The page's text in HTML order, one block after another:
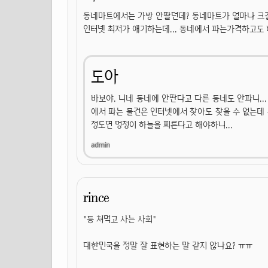
동네마트에서는 가방 안팔던데? 동네마트가 얼마나
인터넷 최저가 애기하는데... 동네에서 파는가격하고도
도아
바보야. 니네 동네에 안판다고 다른 동네도 안파니
에서 파는 물건은 인터넷에서 찾아도 찾을 수 없는
정도면 멍청이 하늘을 찌른다고 해야하니...
rince
"등 쳐먹고 사는 사회"
대한민국을 정말 잘 표현하는 말 같지 않나요? ㅠㅠ